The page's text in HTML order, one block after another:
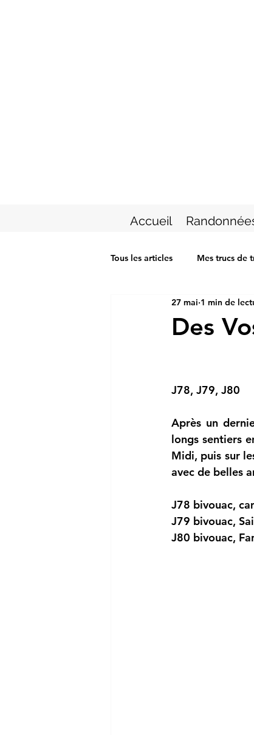
Accueil
Tous les articles Mes trucs de
Des
27 mai 1 min de
J78, J79, J80
Après un
longs sentiers
Midi, puis sur
avec de belles
J78 bivouac,
J79 bivouac,
J80 bivouac,